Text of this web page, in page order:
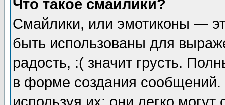
Что такое смайлики?
Смайлики, или эмотиконы —
быть использованы для
радость, :( значит грусть.
в форме создания сообщений.